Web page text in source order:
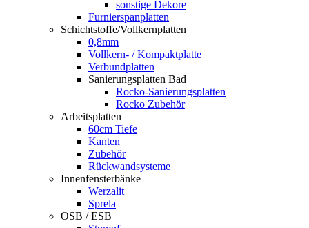
sonstige Dekore
Furnierspanplatten
Schichtstoffe/Vollkernplatten
0,8mm
Vollkern- / Kompaktplatte
Verbundplatten
Sanierungsplatten Bad
Rocko-Sanierungsplatten
Rocko Zubehör
Arbeitsplatten
60cm Tiefe
Kanten
Zubehör
Rückwandsysteme
Innenfensterbänke
Werzalit
Sprela
OSB / ESB